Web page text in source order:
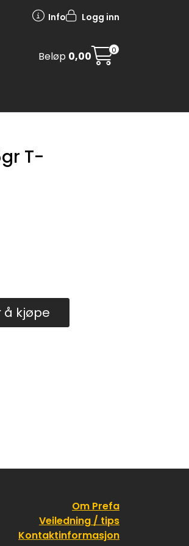
Info Logg inn
Beløp 0,00 0
T-
å kjøpe
Om Prefa
Veiledning / tips
Kontaktinformasjon